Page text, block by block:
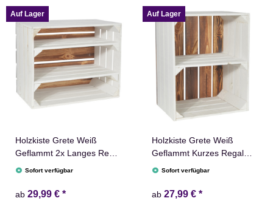
Auf Lager
Holzkiste Grete Weiß
Geflammt 2x Langes Regal
Obstkiste Dekokiste
Gehobelt
Sofort verfügbar
ab 29,99 € *
Auf Lager
Holzkiste Grete Weiß
Geflammt Kurzes Regal
Obstkiste Dekokiste
Gehobelt
Sofort verfügbar
ab 27,99 € *